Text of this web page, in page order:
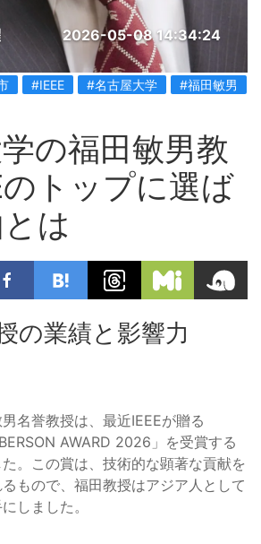
2026-05-08 14:34:24
#IEEE #名古屋大学 #福田敏男
の福田敏男教
のトップに選ば
は
の業績と影響力
名誉教授は、最近IEEEが贈る
AWARD 2026」を受賞する
。この賞は、技術的な顕著な貢献を
もので、福田教授はアジア人として
しました。